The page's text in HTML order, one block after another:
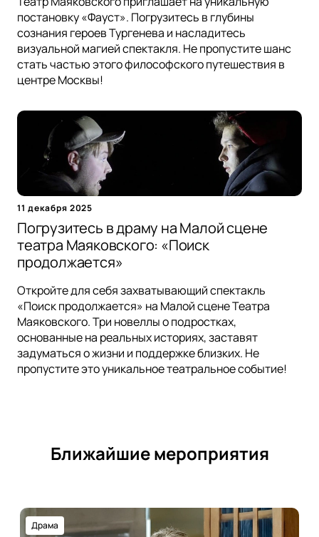
постановку «Фауст». Погрузитесь в глубины
сознания героев Тургенева и насладитесь
визуальной магией спектакля. Не пропустите шанс
стать частью этого философского путешествия в
центре Москвы!
11 декабря 2025
Погрузитесь в драму на Малой сцене
театра Маяковского: «Поиск
продолжается»
Откройте для себя захватывающий спектакль
«Поиск продолжается» на Малой сцене Театра
Маяковского. Три новеллы о подростках,
основанные на реальных историях, заставят
задуматься о жизни и поддержке близких. Не
пропустите это уникальное театральное событие!
Ближайшие мероприятия
Драма